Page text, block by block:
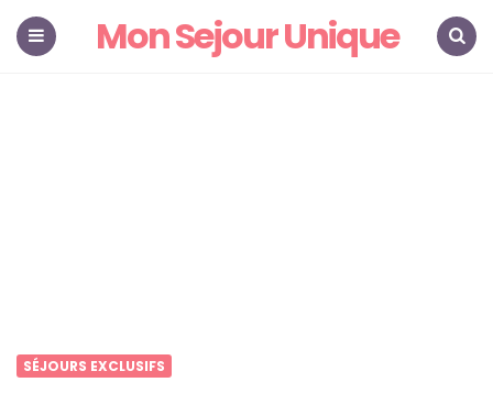
Mon Sejour Unique
SÉJOURS EXCLUSIFS